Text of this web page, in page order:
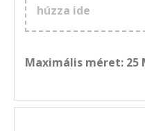
húzza ide
Maximális méret: 25